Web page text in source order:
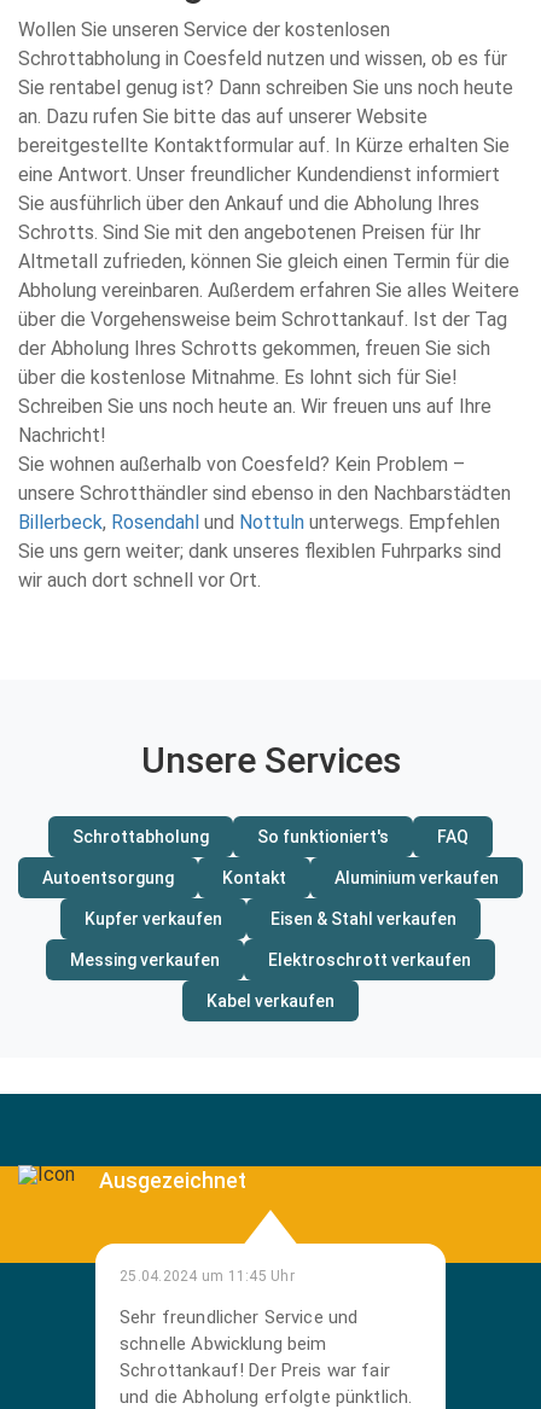
Wollen Sie unseren Service der kostenlosen
Schrottabholung in Coesfeld nutzen und wissen, ob es für
Sie rentabel genug ist? Dann schreiben Sie uns noch heute
an. Dazu rufen Sie bitte das auf unserer Website
bereitgestellte Kontaktformular auf. In Kürze erhalten Sie
eine Antwort. Unser freundlicher Kundendienst informiert
Sie ausführlich über den Ankauf und die Abholung Ihres
Schrotts. Sind Sie mit den angebotenen Preisen für Ihr
Altmetall zufrieden, können Sie gleich einen Termin für die
Abholung vereinbaren. Außerdem erfahren Sie alles Weitere
über die Vorgehensweise beim Schrottankauf. Ist der Tag
der Abholung Ihres Schrotts gekommen, freuen Sie sich
über die kostenlose Mitnahme. Es lohnt sich für Sie!
Schreiben Sie uns noch heute an. Wir freuen uns auf Ihre
Nachricht!
Sie wohnen außerhalb von Coesfeld? Kein Problem –
unsere Schrotthändler sind ebenso in den Nachbarstädten
Billerbeck, Rosendahl und Nottuln unterwegs. Empfehlen
Sie uns gern weiter; dank unseres flexiblen Fuhrparks sind
wir auch dort schnell vor Ort.
Unsere Services
Schrottabholung So funktioniert's FAQ
Autoentsorgung Kontakt Aluminium verkaufen
Kupfer verkaufen Eisen & Stahl verkaufen
Messing verkaufen Elektroschrott verkaufen
Kabel verkaufen
Ausgezeichnet
25.04.2024 um 11:45 Uhr
Sehr freundlicher Service und
schnelle Abwicklung beim
Schrottankauf! Der Preis war fair
und die Abholung erfolgte pünktlich.